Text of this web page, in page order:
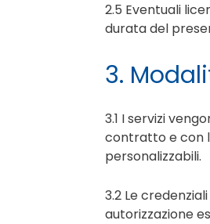
2.5 Eventuali
durata del
3.
3.1 I servizi
contratto e con
personalizzabili.
3.2 Le
autorizzazione